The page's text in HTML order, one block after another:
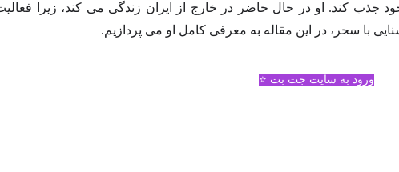
جذب کند. او در حال حاضر در خارج از ایران زندگی می‌ کند، زیرا فعالیت‌
با سحر، در این مقاله به معرفی کامل او می‌ پردازیم.
ورود به سایت جت بت ⭐